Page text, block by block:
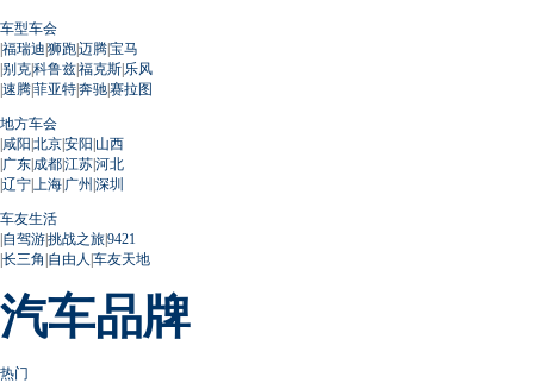
车型车会
|福瑞迪|狮跑|迈腾|宝马
|别克|科鲁兹|福克斯|乐风
|速腾|菲亚特|奔驰|赛拉图
地方车会
|咸阳|北京|安阳|山西
|广东|成都|江苏|河北
|辽宁| 上海|广州 |深圳
车友生活
|自驾游|挑战之旅|9421
|长三角 |自由人 |车友天地
汽车品牌
热门